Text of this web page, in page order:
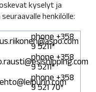
kyselyt ja
henkilölle:
phone +358
9 5211*
phone +358
9 5211*
phone +358
9 521 70*